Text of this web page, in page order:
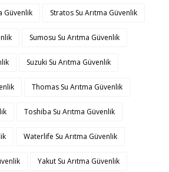
Güvenlik Stratos Su Arıtma Güvenlik
Sumosu Su Arıtma Güvenlik
Suzuki Su Arıtma Güvenlik
Thomas Su Arıtma Güvenlik
Toshiba Su Arıtma Güvenlik
Waterlife Su Arıtma Güvenlik
Yakut Su Arıtma Güvenlik